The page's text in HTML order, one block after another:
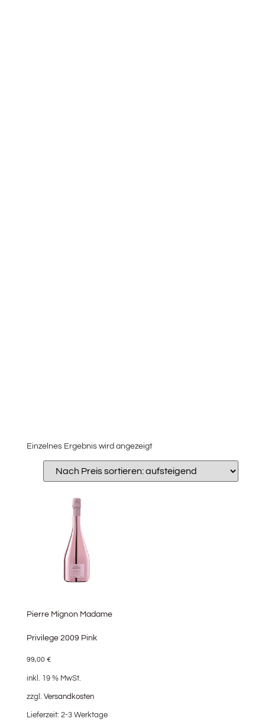
Einzelnes Ergebnis wird angezeigt
Pierre Mignon Madame
Privilege 2009 Pink
99,00 €
inkl. 19 % MwSt.
zzgl. Versandkosten
Lieferzeit: 2-3 Werktage